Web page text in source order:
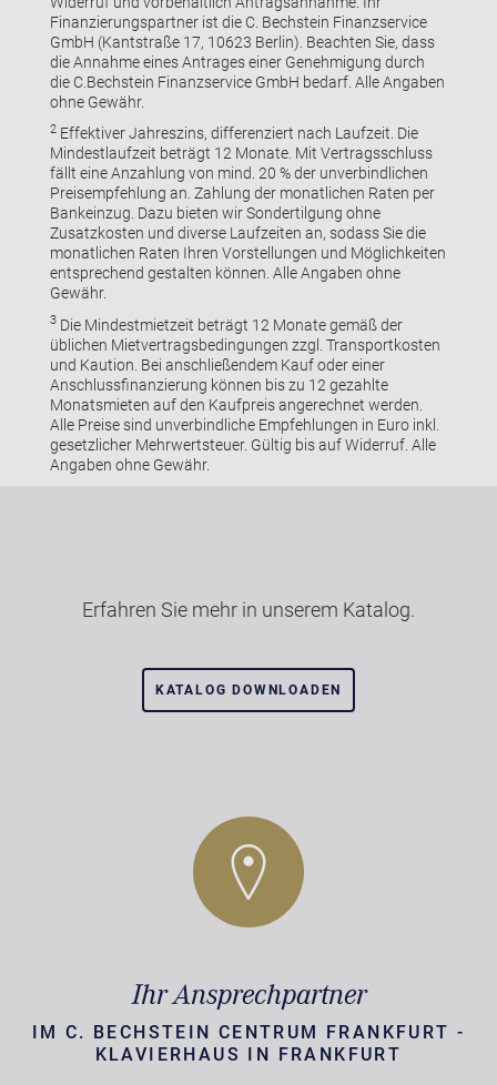
Finanzierungspartner ist die C. Bechstein Finanzservice
GmbH (Kantstraße 17, 10623 Berlin). Beachten Sie, dass
die Annahme eines Antrages einer Genehmigung durch
die C.Bechstein Finanzservice GmbH bedarf. Alle Angaben
ohne Gewähr.
2Effektiver Jahreszins, differenziert nach Laufzeit. Die
Mindestlaufzeit beträgt 12 Monate. Mit Vertragsschluss
fällt eine Anzahlung von mind. 20 % der unverbindlichen
Preisempfehlung an. Zahlung der monatlichen Raten per
Bankeinzug. Dazu bieten wir Sondertilgung ohne
Zusatzkosten und diverse Laufzeiten an, sodass Sie die
monatlichen Raten Ihren Vorstellungen und Möglichkeiten
entsprechend gestalten können. Alle Angaben ohne
Gewähr.
3Die Mindestmietzeit beträgt 12 Monate gemäß der
üblichen Mietvertragsbedingungen zzgl. Transportkosten
und Kaution. Bei anschließendem Kauf oder einer
Anschlussfinanzierung können bis zu 12 gezahlte
Monatsmieten auf den Kaufpreis angerechnet werden.
Alle Preise sind unverbindliche Empfehlungen in Euro inkl.
gesetzlicher Mehrwertsteuer. Gültig bis auf Widerruf. Alle
Angaben ohne Gewähr.
Erfahren Sie mehr in unserem Katalog.
KATALOG DOWNLOADEN
Ihr Ansprechpartner
IM C. BECHSTEIN CENTRUM FRANKFURT -
KLAVIERHAUS IN FRANKFURT